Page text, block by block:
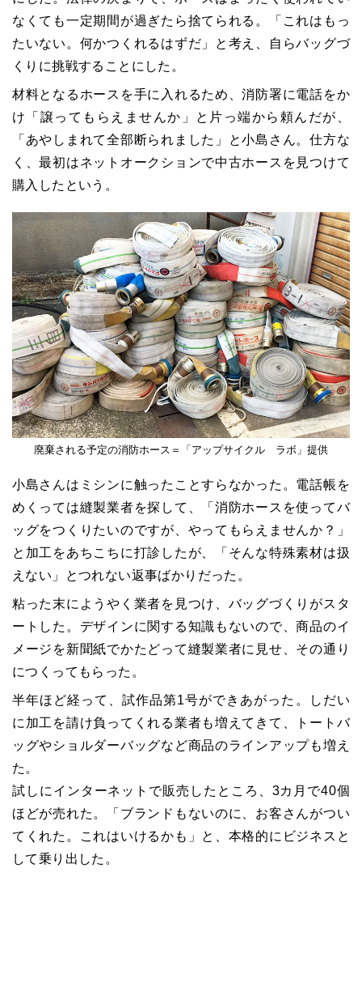
なくても一定期間が過ぎたら捨てられる。「これはもっ
たいない。何かつくれるはずだ」と考え、自らバッグづ
くりに挑戦することにした。
材料となるホースを手に入れるため、消防署に電話をか
け「譲ってもらえませんか」と片っ端から頼んだが、
「あやしまれて全部断られました」と小島さん。仕方な
く、最初はネットオークションで中古ホースを見つけて
購入したという。
廃棄される予定の消防ホース＝「アップサイクル ラボ」提供
小島さんはミシンに触ったことすらなかった。電話帳を
めくっては縫製業者を探して、「消防ホースを使ってバ
ッグをつくりたいのですが、やってもらえませんか？」
と加工をあちこちに打診したが、「そんな特殊素材は扱
えない」とつれない返事ばかりだった。
粘った末にようやく業者を見つけ、バッグづくりがスタ
ートした。デザインに関する知識もないので、商品のイ
メージを新聞紙でかたどって縫製業者に見せ、その通り
につくってもらった。
半年ほど経って、試作品第1号ができあがった。しだい
に加工を請け負ってくれる業者も増えてきて、トートバ
ッグやショルダーバッグなど商品のラインアップも増え
た。
試しにインターネットで販売したところ、3カ月で40個
ほどが売れた。「ブランドもないのに、お客さんがつい
てくれた。これはいけるかも」と、本格的にビジネスと
して乗り出した。